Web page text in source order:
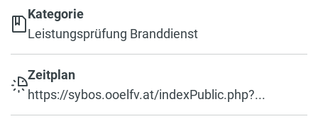
Kategorie
Leistungsprüfung Branddienst
Zeitplan
https://sybos.ooelfv.at/indexPublic.php?...